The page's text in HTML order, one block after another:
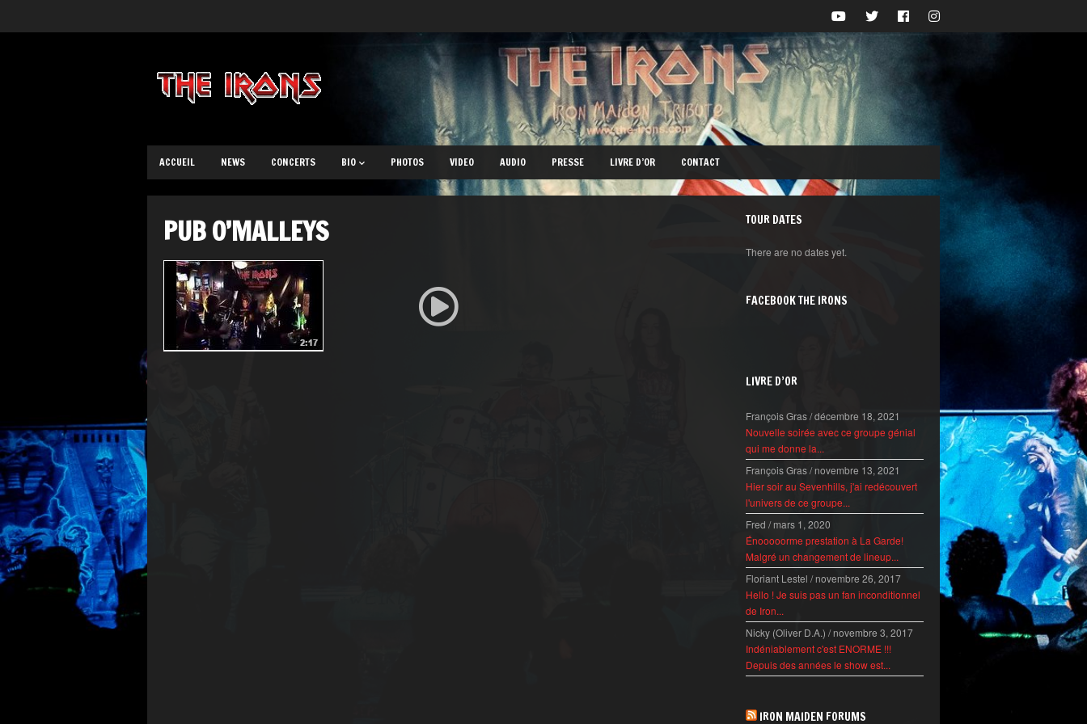
ACCUEIL NEWS CONCERTS BIO PHOTOS VIDEO AUDIO PRESSE LIVRE D’OR CONTACT
PUB O’MALLEYS TOUR DATES
There are no dates yet.
FACEBOOK THE IRONS
LIVRE D’OR
François Gras/décembre 18, 2021
Nouvelle soirée avec ce groupe génial
qui me donne la...
François Gras/novembre 13, 2021
Hier soir au Sevenhills, j'ai redécouvert
l'univers de ce groupe...
Fred /mars 1, 2020
Énooooorme prestation à La Garde!
Malgré un changement de lineup...
Floriant Lestel /novembre 26, 2017
Hello ! Je suis pas un fan inconditionnel
de Iron...
Nicky (Oliver D.A.) /novembre 3, 2017
Indéniablement c'est ENORME !!!
Depuis des années le show est...
IRON MAIDEN FORUMS